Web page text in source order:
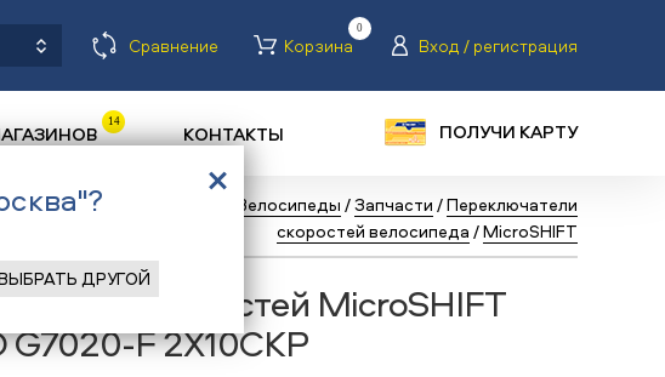
Сравнение Корзина
0
Вход / регистрация
14 КОНТАКТЫ ПОЛУЧИ КАРТУ
Назад/ Главная Велосипеды /Запчасти /Переключатели
скоростей велосипеда /MicroSHIFT
скоростей MicroSHIFT
G7020-F 2X10СКР
ДРУГОЙ